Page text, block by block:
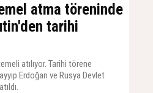
atma töreninde
tarihi
atılıyor. Tarihi törene
Erdoğan ve Rusya Devlet